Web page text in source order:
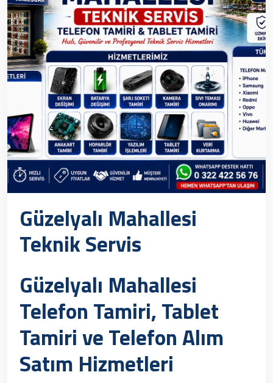
Güzelyalı Mahallesi
Teknik Servis
Güzelyalı Mahallesi
Telefon Tamiri, Tablet
Tamiri ve Telefon Alım
Satım Hizmetleri